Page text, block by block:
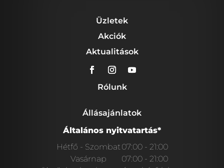
Üzletek
Akciók
Aktualitások
Rólunk
Állásajánlatok
Általános nyitvatartás*
Hétfő - Szombat 07:00 - 21:00
Vasárnap
07:00 - 21:00